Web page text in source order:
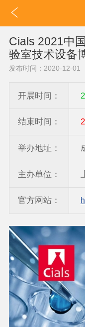
Cials 2021中
验室技术设备
发布时间：2020-12-01
开展时间：
结束时间：
举办地址：
主办单位：
官方网站：